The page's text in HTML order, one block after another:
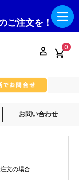
ご注文を！
0
お問い合わせ
文の場合